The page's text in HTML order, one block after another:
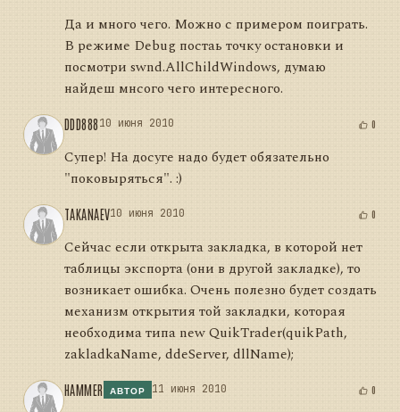
Да и много чего. Можно с примером поиграть.
В режиме Debug постаь точку остановки и
посмотри swnd.AllChildWindows, думаю
найдеш мнсого чего интересного.
DDD88810 июня 2010 0
Супер! На досуге надо будет обязательно
"поковыряться". :)
TAKANAEV10 июня 2010 0
Сейчас если открыта закладка, в которой нет
таблицы экспорта (они в другой закладке), то
возникает ошибка. Очень полезно будет создать
механизм открытия той закладки, которая
необходима типа new QuikTrader(quikPath,
zakladkaName, ddeServer, dllName);
HAMMER АВТОР 11 июня 2010 0